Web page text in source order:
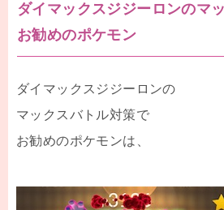
ダイマックスジジーロンのマ
お勧めのポケモン
ダイマックスジジーロンの
マックスバトル対策で
お勧めのポケモンは、